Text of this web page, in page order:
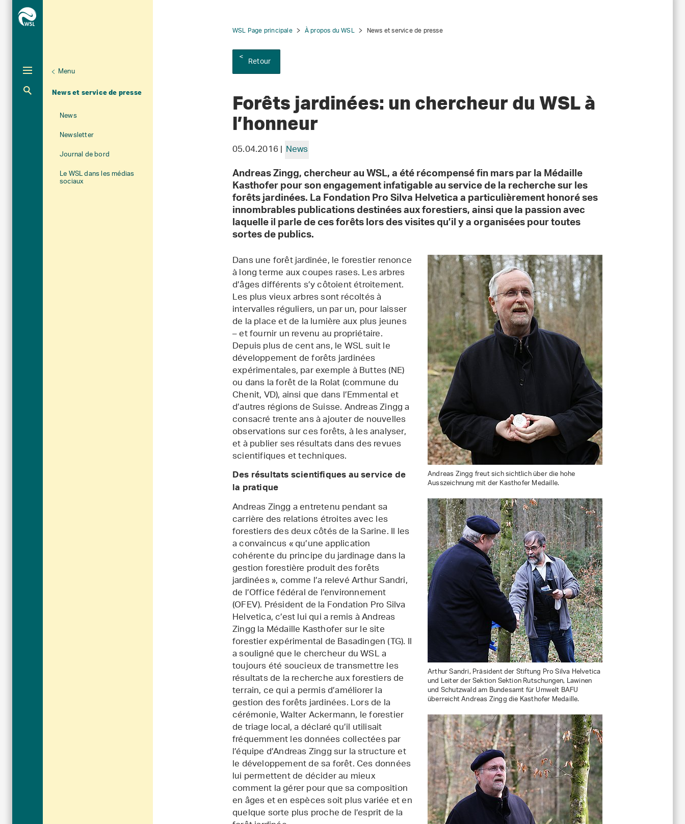
À propos du WSL
Unternavigation
Menu
News et service de presse
Aktuelle Navigation
News
Newsletter
Journal de bord
Le WSL dans les médias
sociaux
WSL Page principale À propos du WSL News et service de presse
Retour
Forêts jardinées: un chercheur du WSL à
l’honneur
05.04.2016 | News
Andreas Zingg, chercheur au WSL, a été récompensé fin mars par la Médaille
Kasthofer pour son engagement infatigable au service de la recherche sur les
forêts jardinées. La Fondation Pro Silva Helvetica a particulièrement honoré ses
innombrables publications destinées aux forestiers, ainsi que la passion avec
laquelle il parle de ces forêts lors des visites qu’il y a organisées pour toutes
sortes de publics.
Andreas Zingg freut sich sichtlich über die hohe
Ausszeichnung mit der Kasthofer Medaille.
Arthur Sandri, Präsident der Stiftung Pro Silva Helvetica
und Leiter der Sektion Sektion Rutschungen, Lawinen
und Schutzwald am Bundesamt für Umwelt BAFU
überreicht Andreas Zingg die Kasthofer Medaille.
Dans une forêt jardinée, le forestier renonce
à long terme aux coupes rases. Les arbres
d’âges différents s’y côtoient étroitement.
Les plus vieux arbres sont récoltés à
intervalles réguliers, un par un, pour laisser
de la place et de la lumière aux plus jeunes
– et fournir un revenu au propriétaire.
Depuis plus de cent ans, le WSL suit le
développement de forêts jardinées
expérimentales, par exemple à Buttes (NE)
ou dans la forêt de la Rolat (commune du
Chenit, VD), ainsi que dans l’Emmental et
d’autres régions de Suisse. Andreas Zingg a
consacré trente ans à ajouter de nouvelles
observations sur ces forêts, à les analyser,
et à publier ses résultats dans des revues
scientifiques et techniques.
Des résultats scientifiques au service de
la pratique
Andreas Zingg a entretenu pendant sa
carrière des relations étroites avec les
forestiers des deux côtés de la Sarine. Il les
a convaincus « qu’une application
cohérente du principe du jardinage dans la
gestion forestière produit des forêts
jardinées », comme l’a relevé Arthur Sandri,
de l’Office fédéral de l’environnement
(OFEV). Président de la Fondation Pro Silva
Helvetica, c’est lui qui a remis à Andreas
Zingg la Médaille Kasthofer sur le site
forestier expérimental de Basadingen (TG). Il
a souligné que le chercheur du WSL a
toujours été soucieux de transmettre les
résultats de la recherche aux forestiers de
terrain, ce qui a permis d’améliorer la
gestion des forêts jardinées. Lors de la
cérémonie, Walter Ackermann, le forestier
de triage local, a déclaré qu’il utilisait
fréquemment les données collectées par
l’équipe d’Andreas Zingg sur la structure et
le développement de sa forêt. Ces données
lui permettent de décider au mieux
comment la gérer pour que sa composition
en âges et en espèces soit plus variée et en
quelque sorte plus proche de l’esprit de la